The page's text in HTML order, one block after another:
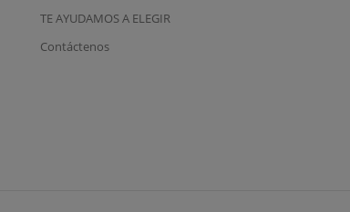
TE AYUDAMOS A ELEGIR
Contáctenos